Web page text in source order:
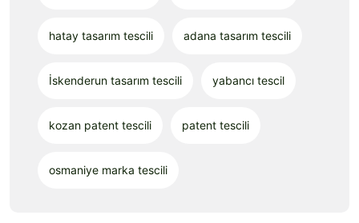
hatay tasarım tescili adana tasarım tescili
İskenderun tasarım tescili yabancı tescil
kozan patent tescili patent tescili
osmaniye marka tescili